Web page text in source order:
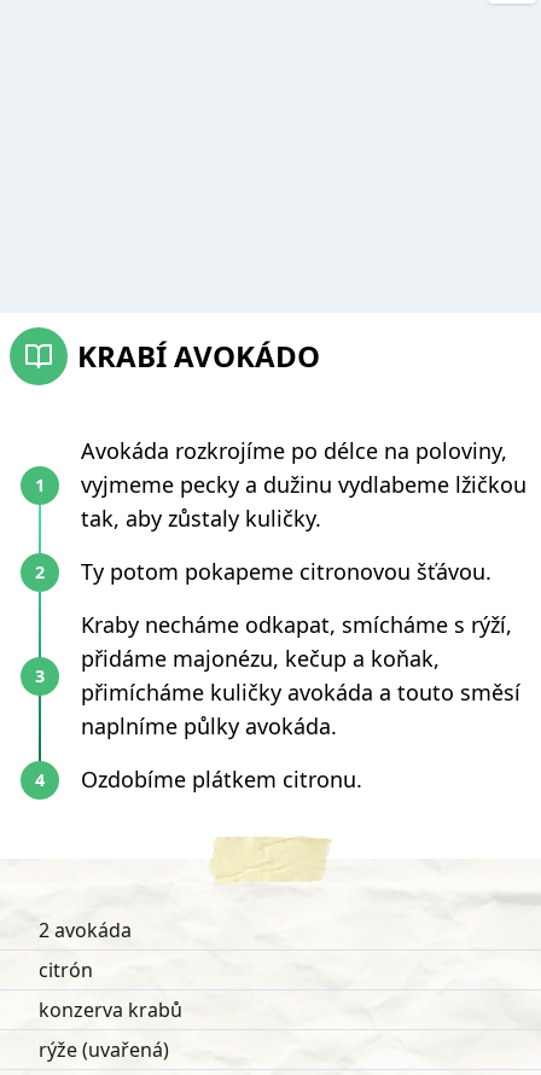
KRABÍ AVOKÁDO
Avokáda rozkrojíme po délce na poloviny,
vyjmeme pecky a dužinu vydlabeme lžičkou
tak, aby zůstaly kuličky.
Ty potom pokapeme citronovou šťávou.
Kraby necháme odkapat, smícháme s rýží,
přidáme majonézu, kečup a koňak,
přimícháme kuličky avokáda a touto směsí
naplníme půlky avokáda.
Ozdobíme plátkem citronu.
2 avokáda
citrón
konzerva krabů
rýže (uvařená)